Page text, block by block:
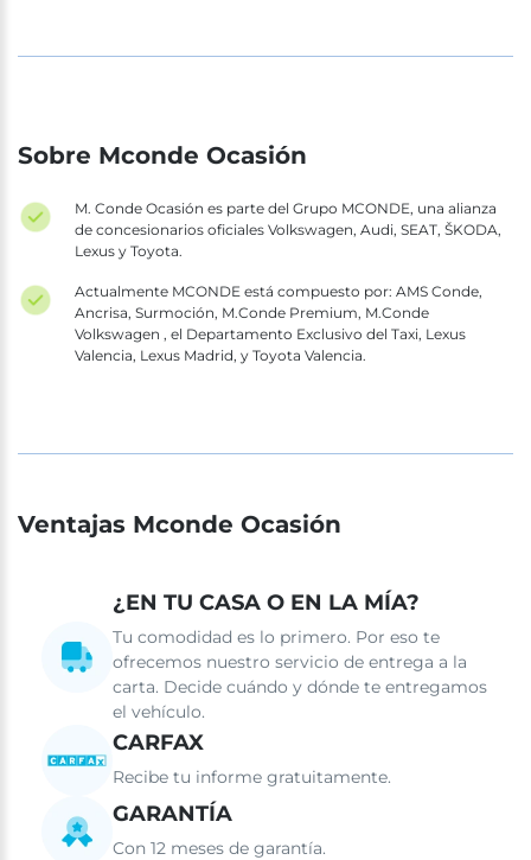
Sobre Mconde Ocasión
M. Conde Ocasión es parte del Grupo MCONDE, una alianza
de concesionarios oficiales Volkswagen, Audi, SEAT, ŠKODA,
Lexus y Toyota.
Actualmente MCONDE está compuesto por: AMS Conde,
Ancrisa, Surmoción, M.Conde Premium, M.Conde
Volkswagen , el Departamento Exclusivo del Taxi, Lexus
Valencia, Lexus Madrid, y Toyota Valencia.
Ventajas Mconde Ocasión
¿EN TU CASA O EN LA MÍA?
Tu comodidad es lo primero. Por eso te
ofrecemos nuestro servicio de entrega a la
carta. Decide cuándo y dónde te entregamos
el vehículo.
CARFAX
Recibe tu informe gratuitamente.
GARANTÍA
Con 12 meses de garantía.